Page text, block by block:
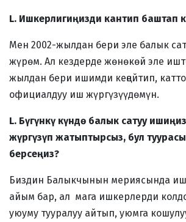
L. Ишкерлигиңизди кантип баштап
Мен 2002-жылдан бери эле балык
жүрөм. Ал кездерде жөнөкөй эле
жылдан бери ишимди кеңейтип,
официалдуу иш жүргүзүүдөмүн.
L. Бүгүнкү күндө балык сатуу
жүргүзүп жатыптырсыз, бул
берсеңиз?
Биздин Балыкчынын мериясында
айым бар, ал мага ишкерлерди
уюуму тууралуу айтып, уюмга